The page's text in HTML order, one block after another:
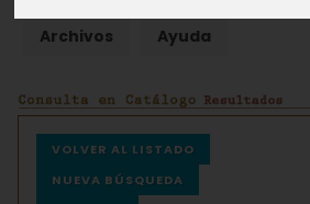
Archivos Ayuda
VOLVER AL LISTADO
NUEVA BÚSQUEDA